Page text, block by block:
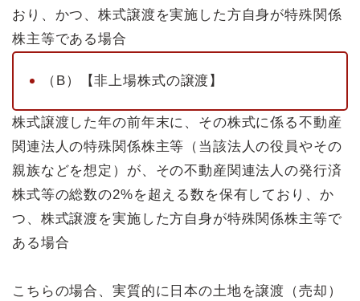
おり、かつ、株式譲渡を実施した方自身が特殊関係
株主等である場合
（B）【非上場株式の譲渡】
株式譲渡した年の前年末に、その株式に係る不動産
関連法人の特殊関係株主等（当該法人の役員やその
親族などを想定）が、その不動産関連法人の発行済
株式等の総数の2%を超える数を保有しており、か
つ、株式譲渡を実施した方自身が特殊関係株主等で
ある場合
こちらの場合、実質的に日本の土地を譲渡（売却）